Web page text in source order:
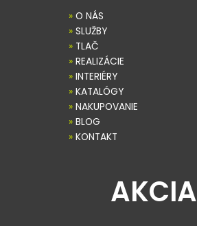
» O NÁS
» SLUŽBY
» TLAČ
» REALIZÁCIE
» INTERIÉRY
» KATALÓGY
» NAKUPOVANIE
» BLOG
» KONTAKT
AKCIA